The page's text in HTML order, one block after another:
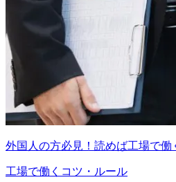
外国人の方必見！読めば工場で働
工場で働くコツ・ルール